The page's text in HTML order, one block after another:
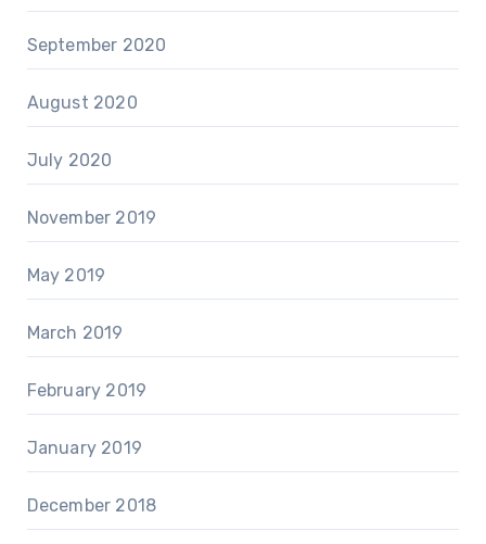
September 2020
August 2020
July 2020
November 2019
May 2019
March 2019
February 2019
January 2019
December 2018